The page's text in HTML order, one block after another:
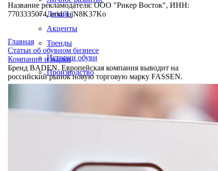
Дизайн
Акценты
Тренды
Истории обуви
Производство
Название рекламодателя: ООО "Рикер Восток", ИНН:
7703335074, erid: LjN8K37Ko
Главная
Статьи об обувном бизнесе
Компании и марки
Бренд BADEN. Европейская компания выводит на
российский рынок новую торговую марку FASSEN.